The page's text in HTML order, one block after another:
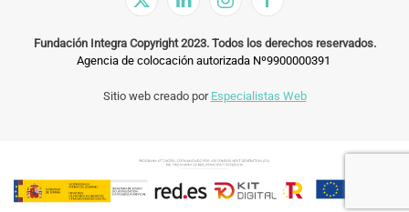
Fundación Integra Copyright 2023. Todos los derechos reservados.
Agencia de colocación autorizada Nº9900000391
Sitio web creado por Especialistas Web